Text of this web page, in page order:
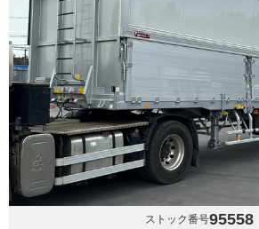
ストック番号95558